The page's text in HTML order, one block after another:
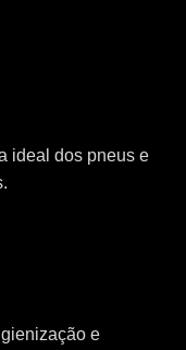
ideal dos pneus e
e